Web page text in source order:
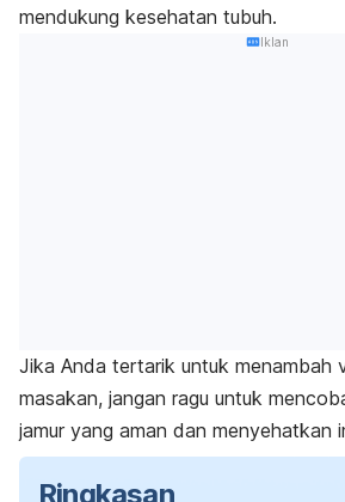
mendukung kesehatan tubuh.
Iklan
Jika Anda tertarik untuk menambah
masakan, jangan ragu untuk
jamur yang aman dan menyehatkan
Ringkasan